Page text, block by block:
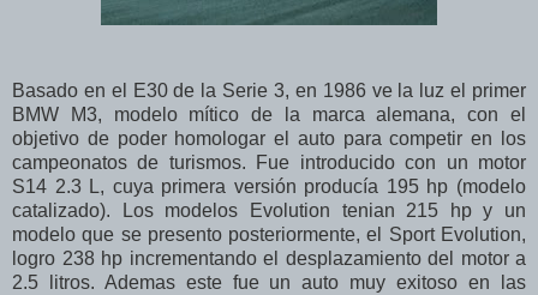
Basado en el E30 de la Serie 3, en 1986 ve la luz el primer
BMW M3, modelo mítico de la marca alemana, con el
objetivo de poder homologar el auto para competir en los
campeonatos de turismos. Fue introducido con un motor
S14 2.3 L, cuya primera versión producía 195 hp (modelo
catalizado). Los modelos Evolution tenian 215 hp y un
modelo que se presento posteriormente, el Sport Evolution,
logro 238 hp incrementando el desplazamiento del motor a
2.5 litros. Ademas este fue un auto muy exitoso en las